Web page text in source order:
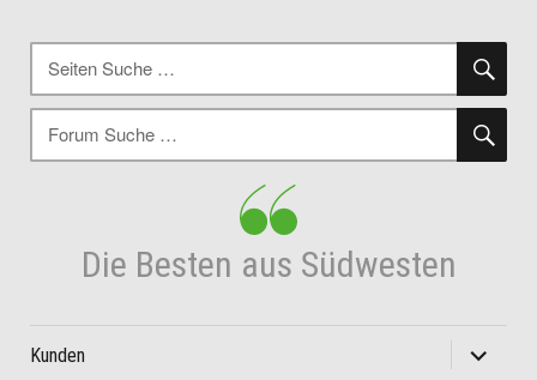
Suche
nach:
Suche
nach:
Die Besten aus Südwesten
Kunden
öffnen